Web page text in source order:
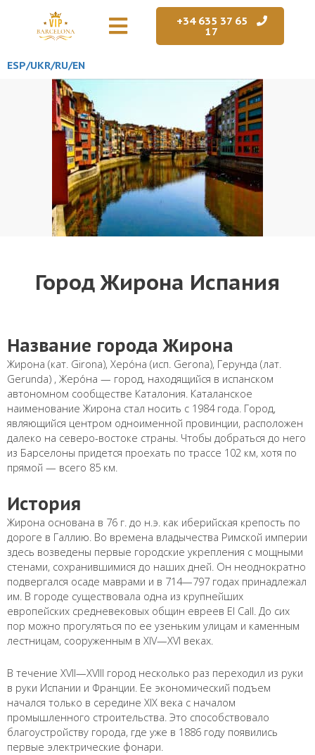
+34 635 37 65
17
ESP/UKR/RU/EN
Город Жирона Испания
Название города Жирона
Жирона (кат. Girona), Херо́на (исп. Gerona), Герунда (лат.
Gerunda) , Жеро́на — город, находящийся в испанском
автономном сообществе Каталония. Каталанское
наименование Жирона стал носить с 1984 года. Город,
являющийся центром одноименной провинции, расположен
далеко на северо-востоке страны. Чтобы добраться до него
из Барселоны придется проехать по трассе 102 км, хотя по
прямой — всего 85 км.
История
Жирона основана в 76 г. до н.э. как иберийская крепость по
дороге в Галлию. Во времена владычества Римской империи
здесь возведены первые городские укрепления с мощными
стенами, сохранившимися до наших дней. Он неоднократно
подвергался осаде маврами и в 714—797 годах принадлежал
им. В городе существовала одна из крупнейших
европейских средневековых общин евреев El Call. До сих
пор можно прогуляться по ее узеньким улицам и каменным
лестницам, сооруженным в XIV—XVI веках.
В течение XVII—XVIII город несколько раз переходил из руки
в руки Испании и Франции. Ее экономический подъем
начался только в середине XIX века с началом
промышленного строительства. Это способствовало
благоустройству города, где уже в 1886 году появились
первые электрические фонари.